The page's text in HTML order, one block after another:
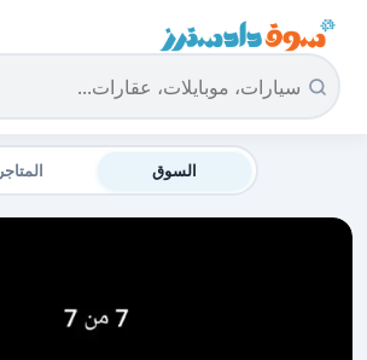
سوق دادسترز الرئيسية
السوق المتاجر